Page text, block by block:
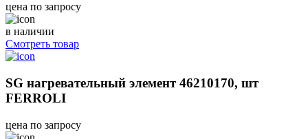
цена по запросу
в наличии
Смотреть товар
SG нагревательный элемент 46210170, шт
FERROLI
цена по запросу